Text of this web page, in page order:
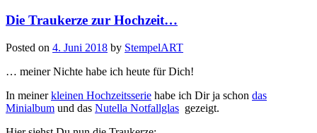
Die Traukerze zur Hochzeit…
Posted on 4. Juni 2018 by StempelART
… meiner Nichte habe ich heute für Dich!
In meinerkleinen Hochzeitsserie habe ich Dir ja schon das
Minialbum und das Nutella Notfallglas gezeigt.